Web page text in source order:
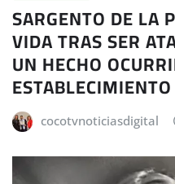
SARGENTO DE LA
VIDA TRAS SER
UN HECHO
cocotvnoticiasdigital